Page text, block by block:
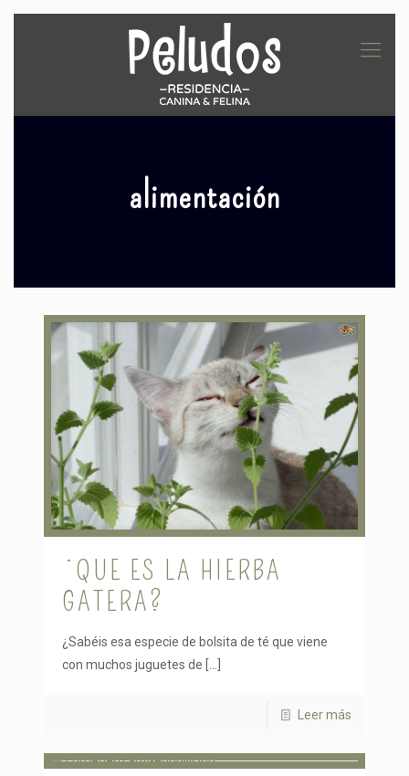
alimentación
¿QUE ES LA HIERBA
GATERA?
¿Sabéis esa especie de bolsita de té que viene
con muchos juguetes de […]
Leer más